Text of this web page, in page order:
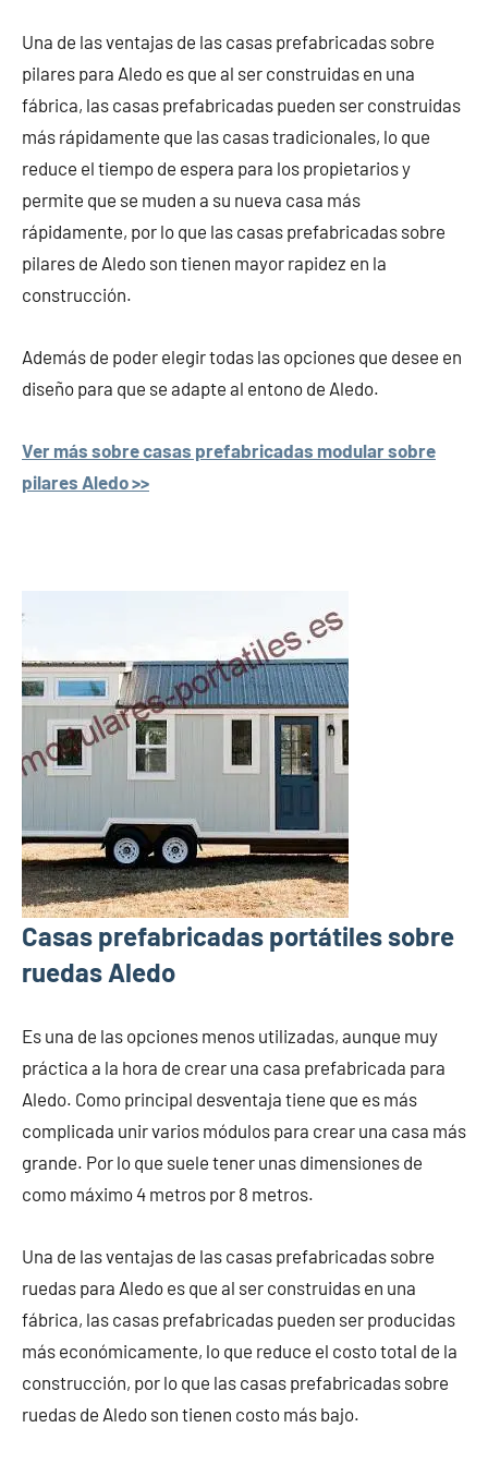
Una de las ventajas de las casas prefabricadas sobre
pilares para Aledo es que al ser construidas en una
fábrica, las casas prefabricadas pueden ser construidas
más rápidamente que las casas tradicionales, lo que
reduce el tiempo de espera para los propietarios y
permite que se muden a su nueva casa más
rápidamente, por lo que las casas prefabricadas sobre
pilares de Aledo son tienen mayor rapidez en la
construcción.
Además de poder elegir todas las opciones que desee en
diseño para que se adapte al entono de Aledo.
Ver más sobre casas prefabricadas modular sobre
pilares Aledo >>
Casas prefabricadas portátiles sobre
ruedas Aledo
Es una de las opciones menos utilizadas, aunque muy
práctica a la hora de crear una casa prefabricada para
Aledo. Como principal desventaja tiene que es más
complicada unir varios módulos para crear una casa más
grande. Por lo que suele tener unas dimensiones de
como máximo 4 metros por 8 metros.
Una de las ventajas de las casas prefabricadas sobre
ruedas para Aledo es que al ser construidas en una
fábrica, las casas prefabricadas pueden ser producidas
más económicamente, lo que reduce el costo total de la
construcción, por lo que las casas prefabricadas sobre
ruedas de Aledo son tienen costo más bajo.